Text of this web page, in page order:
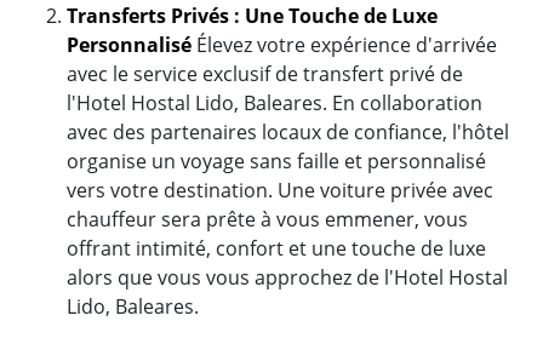
Transferts Privés : Une Touche de Luxe
Personnalisé Élevez votre expérience d'arrivée
avec le service exclusif de transfert privé de
l'Hotel Hostal Lido, Baleares. En collaboration
avec des partenaires locaux de confiance, l'hôtel
organise un voyage sans faille et personnalisé
vers votre destination. Une voiture privée avec
chauffeur sera prête à vous emmener, vous
offrant intimité, confort et une touche de luxe
alors que vous vous approchez de l'Hotel Hostal
Lido, Baleares.